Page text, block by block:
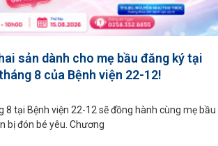
sản dành cho mẹ bầu đăng ký tại
8 của Bệnh viện 22-12!
8 tại Bệnh viện 22-12 sẽ đồng hành cùng mẹ bầu
bị đón bé yêu. Chương